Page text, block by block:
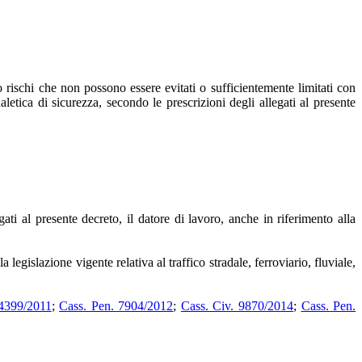
che non possono essere evitati o sufficientemente limitati con
di sicurezza, secondo le prescrizioni degli allegati al presente
al presente decreto, il datore di lavoro, anche in riferimento alla
legislazione vigente relativa al traffico stradale, ferroviario, fluviale,
2011 ;Cass. Pen. 7904/2012; Cass. Civ. 9870/2014; Cass. Pen.